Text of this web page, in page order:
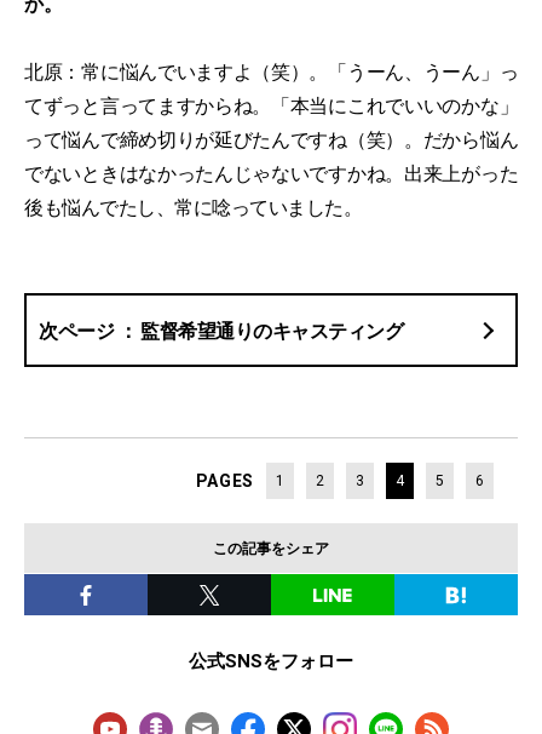
北原：常に悩んでいますよ（笑）。「うーん、うーん」っ
てずっと言ってますからね。「本当にこれでいいのかな」
って悩んで締め切りが延びたんですね（笑）。だから悩ん
でないときはなかったんじゃないですかね。出来上がった
後も悩んでたし、常に唸っていました。
監督希望通りのキャスティング
PAGES 1 2 3 4 5 6
この記事をシェア
公式SNSをフォロー